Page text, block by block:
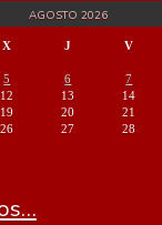
AGOSTO 2026
X J V
5 6 7
12 13 14
19 20 21
26 27 28